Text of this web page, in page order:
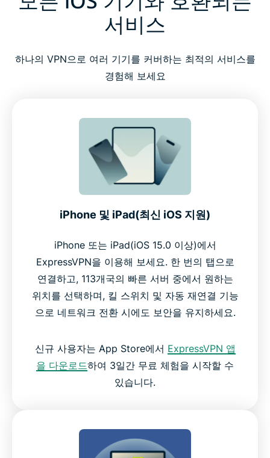
서비스
하나의 VPN으로 여러 기기를 커버하는 최적의 서비스를
경험해 보세요
iPhone 및 iPad(최신 iOS 지원)
iPhone 또는 iPad(iOS 15.0 이상)에서
ExpressVPN을 이용해 보세요. 한 번의 탭으로
연결하고, 113개국의 빠른 서버 중에서 원하는
위치를 선택하며, 킬 스위치 및 자동 재연결 기능
으로 네트워크 전환 시에도 보안을 유지하세요.
신규 사용자는 App Store에서 ExpressVPN 앱
을 다운로드하여 3일간 무료 체험을 시작할 수
있습니다.